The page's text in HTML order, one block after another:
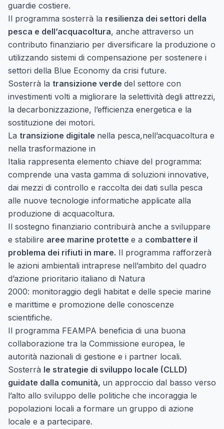
guardie costiere.
Il programma sosterrà la resilienza dei settori della
pesca e dell’acquacoltura, anche attraverso un
contributo finanziario per diversificare la produzione o
utilizzando sistemi di compensazione per sostenere i
settori della Blue Economy da crisi future.
Sosterrà la transizione verde del settore con
investimenti volti a migliorare la selettività degli attrezzi,
la decarbonizzazione, l’efficienza energetica e la
sostituzione dei motori.
La transizione digitale nella pesca,nell’acquacoltura e
nella trasformazione in
Italia rappresenta elemento chiave del programma:
comprende una vasta gamma di soluzioni innovative,
dai mezzi di controllo e raccolta dei dati sulla pesca
alle nuove tecnologie informatiche applicate alla
produzione di acquacoltura.
Il sostegno finanziario contribuirà anche a sviluppare
e stabilire aree marine protette e a combattere il
problema dei rifiuti in mare. Il programma rafforzerà
le azioni ambientali intraprese nell’ambito del quadro
d’azione prioritario italiano di Natura
2000: monitoraggio degli habitat e delle specie marine
e marittime e promozione delle conoscenze
scientifiche.
Il programma FEAMPA beneficia di una buona
collaborazione tra la Commissione europea, le
autorità nazionali di gestione e i partner locali.
Sosterrà le strategie di sviluppo locale (CLLD)
guidate dalla comunità, un approccio dal basso verso
l’alto allo sviluppo delle politiche che incoraggia le
popolazioni locali a formare un gruppo di azione
locale e a partecipare.